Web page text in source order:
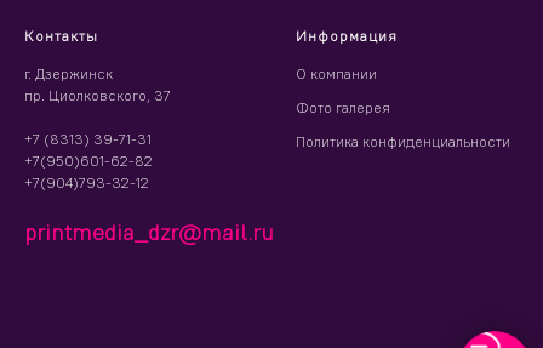
Контакты
г. Дзержинск
пр. Циолковского, 37
+7 (8313) 39-71-31
+7(950)601-62-82
+7(904)793-32-12
printmedia_dzr@mail.ru
Информация
О компании
Фото галерея
Политика конфиденциальности